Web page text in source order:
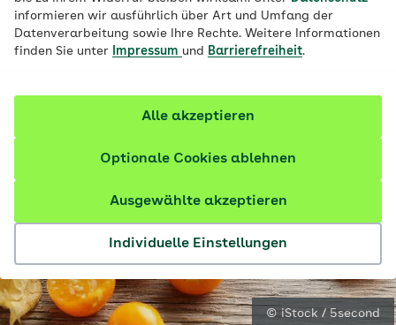
informieren wir ausführlich über Art und Umfang der
Datenverarbeitung sowie Ihre Rechte. Weitere Informationen
finden Sie unter
Impressum und Barrierefreiheit.
Individuelle Einstellungen
Ausgewählte akzeptieren
Optionale Cookies ablehnen
Alle akzeptieren
© iStock / 5second